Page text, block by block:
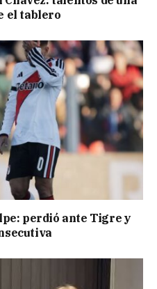
el tablero
perdió ante Tigre y